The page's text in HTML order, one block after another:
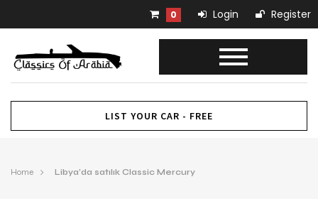
0 Login Register
LIST YOUR CAR - FREE
Home Libya’da satılık Classic Mercury